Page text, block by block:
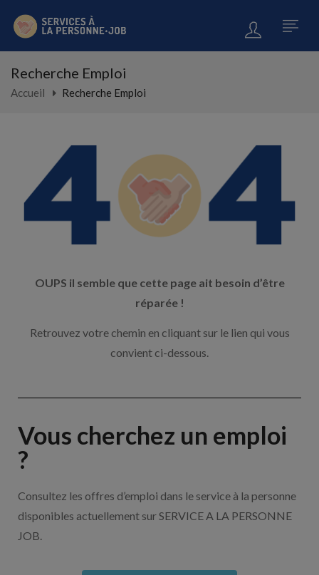
Recherche Emploi
Accueil Recherche Emploi
OUPS il semble que cette page ait besoin d’être
réparée !
Retrouvez votre chemin en cliquant sur le lien qui vous
convient ci-dessous.
Vous cherchez un emploi
?
Consultez les offres d’emploi dans le service à la personne
disponibles actuellement sur SERVICE A LA PERSONNE
JOB.